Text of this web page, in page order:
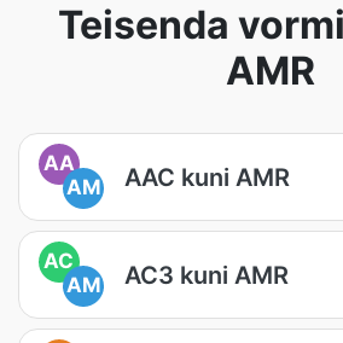
Teisenda
AMR
AA
AM
AAC kuni AMR
AC
AM
AC3 kuni AMR